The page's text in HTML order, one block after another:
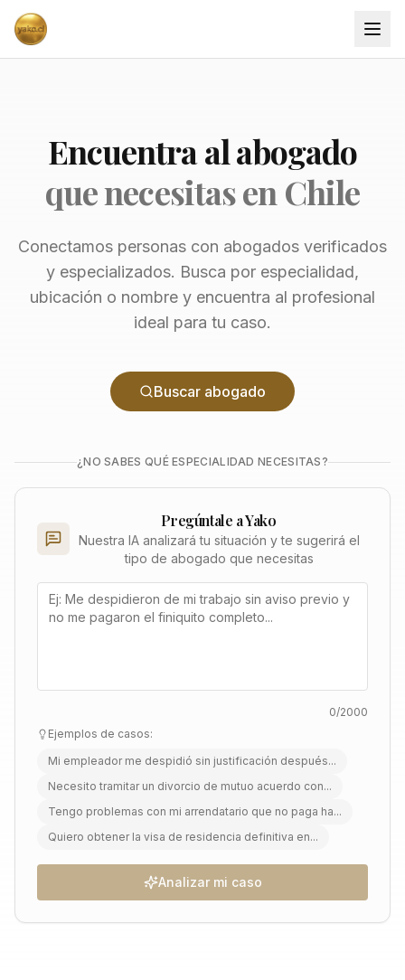
Encuentra al abogado
que necesitas en Chile
Conectamos personas con abogados verificados
y especializados. Busca por especialidad,
ubicación o nombre y encuentra al profesional
ideal para tu caso.
Buscar abogado
¿NO SABES QUÉ ESPECIALIDAD NECESITAS?
Pregúntale a Yako
Nuestra IA analizará tu situación y te sugerirá el
tipo de abogado que necesitas
0/2000
Ejemplos de casos:
Mi empleador me despidió sin justificación después...
Necesito tramitar un divorcio de mutuo acuerdo con...
Tengo problemas con mi arrendatario que no paga ha...
Quiero obtener la visa de residencia definitiva en...
Analizar mi caso